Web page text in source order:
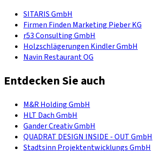
SITARIS GmbH
Firmen Finden Marketing Pieber KG
r53 Consulting GmbH
Holzschlägerungen Kindler GmbH
Navin Restaurant OG
Entdecken Sie auch
M&R Holding GmbH
HLT Dach GmbH
Gander Creativ GmbH
QUADRAT DESIGN INSIDE - OUT GmbH
Stadtsinn Projektentwicklungs GmbH